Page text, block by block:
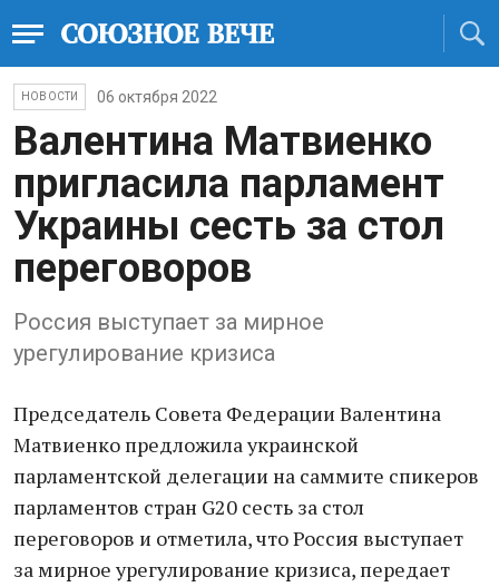
НОВОСТИ 06 октября 2022
Валентина Матвиенко
пригласила парламент
Украины сесть за стол
переговоров
Россия выступает за мирное
урегулирование кризиса
Председатель Совета Федерации Валентина
Матвиенко предложила украинской
парламентской делегации на саммите спикеров
парламентов стран G20 сесть за стол
переговоров и отметила, что Россия выступает
за мирное урегулирование кризиса, передает